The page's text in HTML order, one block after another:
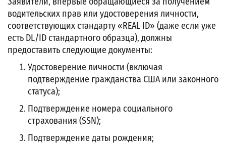
водительских прав или удостоверения личности,
соответствующих стандарту «REAL ID» (даже если уже
есть DL/ID стандартного образца), должны
предоставить следующие документы:
Удостоверение личности (включая
подтверждение гражданства США или законного
статуса);
Подтверждение номера социального
страхования (SSN);
Подтверждение даты рождения;